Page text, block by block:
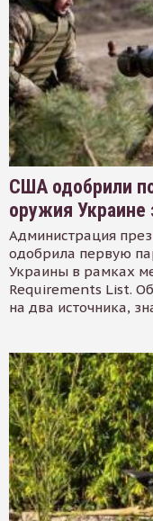
США одобрили
оружия Украине
Администрация
одобрила первую
Украины в рамках
Requirements List.
на два источника,